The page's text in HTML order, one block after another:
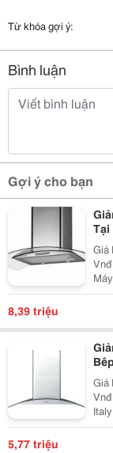
Từ khóa gợi ý:
Bình luận
Gợi ý cho bạn
Tại
Giá
Vnđ Dòng Sản Phẩm Inovation Chất Liệu :Inox + Kính
Máy
8,39 triệu
Giá
Vnđ Máy Hút Mùi Mastercook Mc-70S Thương Hiệu
Italy Sản Xuất Tại Malaisia Máy Hút Mùi Mastercook
Mc-
5,77 triệu